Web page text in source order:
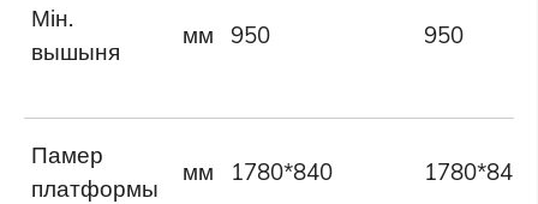
Мін.
вышыня
мм 950 950
Памер
платформы
мм 1780*840 1780*840